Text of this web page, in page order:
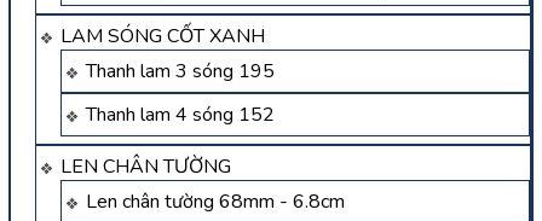
LAM SÓNG CỐT XANH
Thanh lam 3 sóng 195
Thanh lam 4 sóng 152
LEN CHÂN TƯỜNG
Len chân tường 68mm - 6.8cm